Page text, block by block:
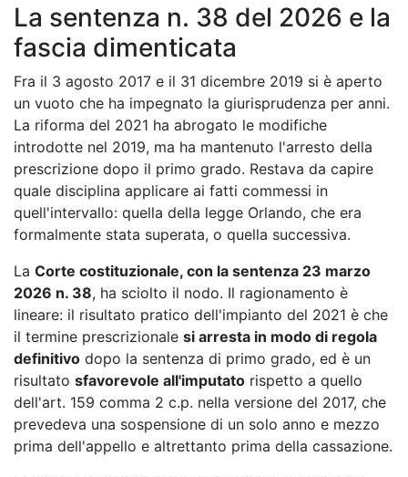
La sentenza n. 38 del 2026 e la
fascia dimenticata
Fra il 3 agosto 2017 e il 31 dicembre 2019 si è aperto
un vuoto che ha impegnato la giurisprudenza per anni.
La riforma del 2021 ha abrogato le modifiche
introdotte nel 2019, ma ha mantenuto l'arresto della
prescrizione dopo il primo grado. Restava da capire
quale disciplina applicare ai fatti commessi in
quell'intervallo: quella della legge Orlando, che era
formalmente stata superata, o quella successiva.
La Corte costituzionale, con la sentenza 23 marzo
2026 n. 38, ha sciolto il nodo. Il ragionamento è
lineare: il risultato pratico dell'impianto del 2021 è che
il termine prescrizionale si arresta in modo di regola
definitivo dopo la sentenza di primo grado, ed è un
risultato sfavorevole all'imputato rispetto a quello
dell'art. 159 comma 2 c.p. nella versione del 2017, che
prevedeva una sospensione di un solo anno e mezzo
prima dell'appello e altrettanto prima della cassazione.